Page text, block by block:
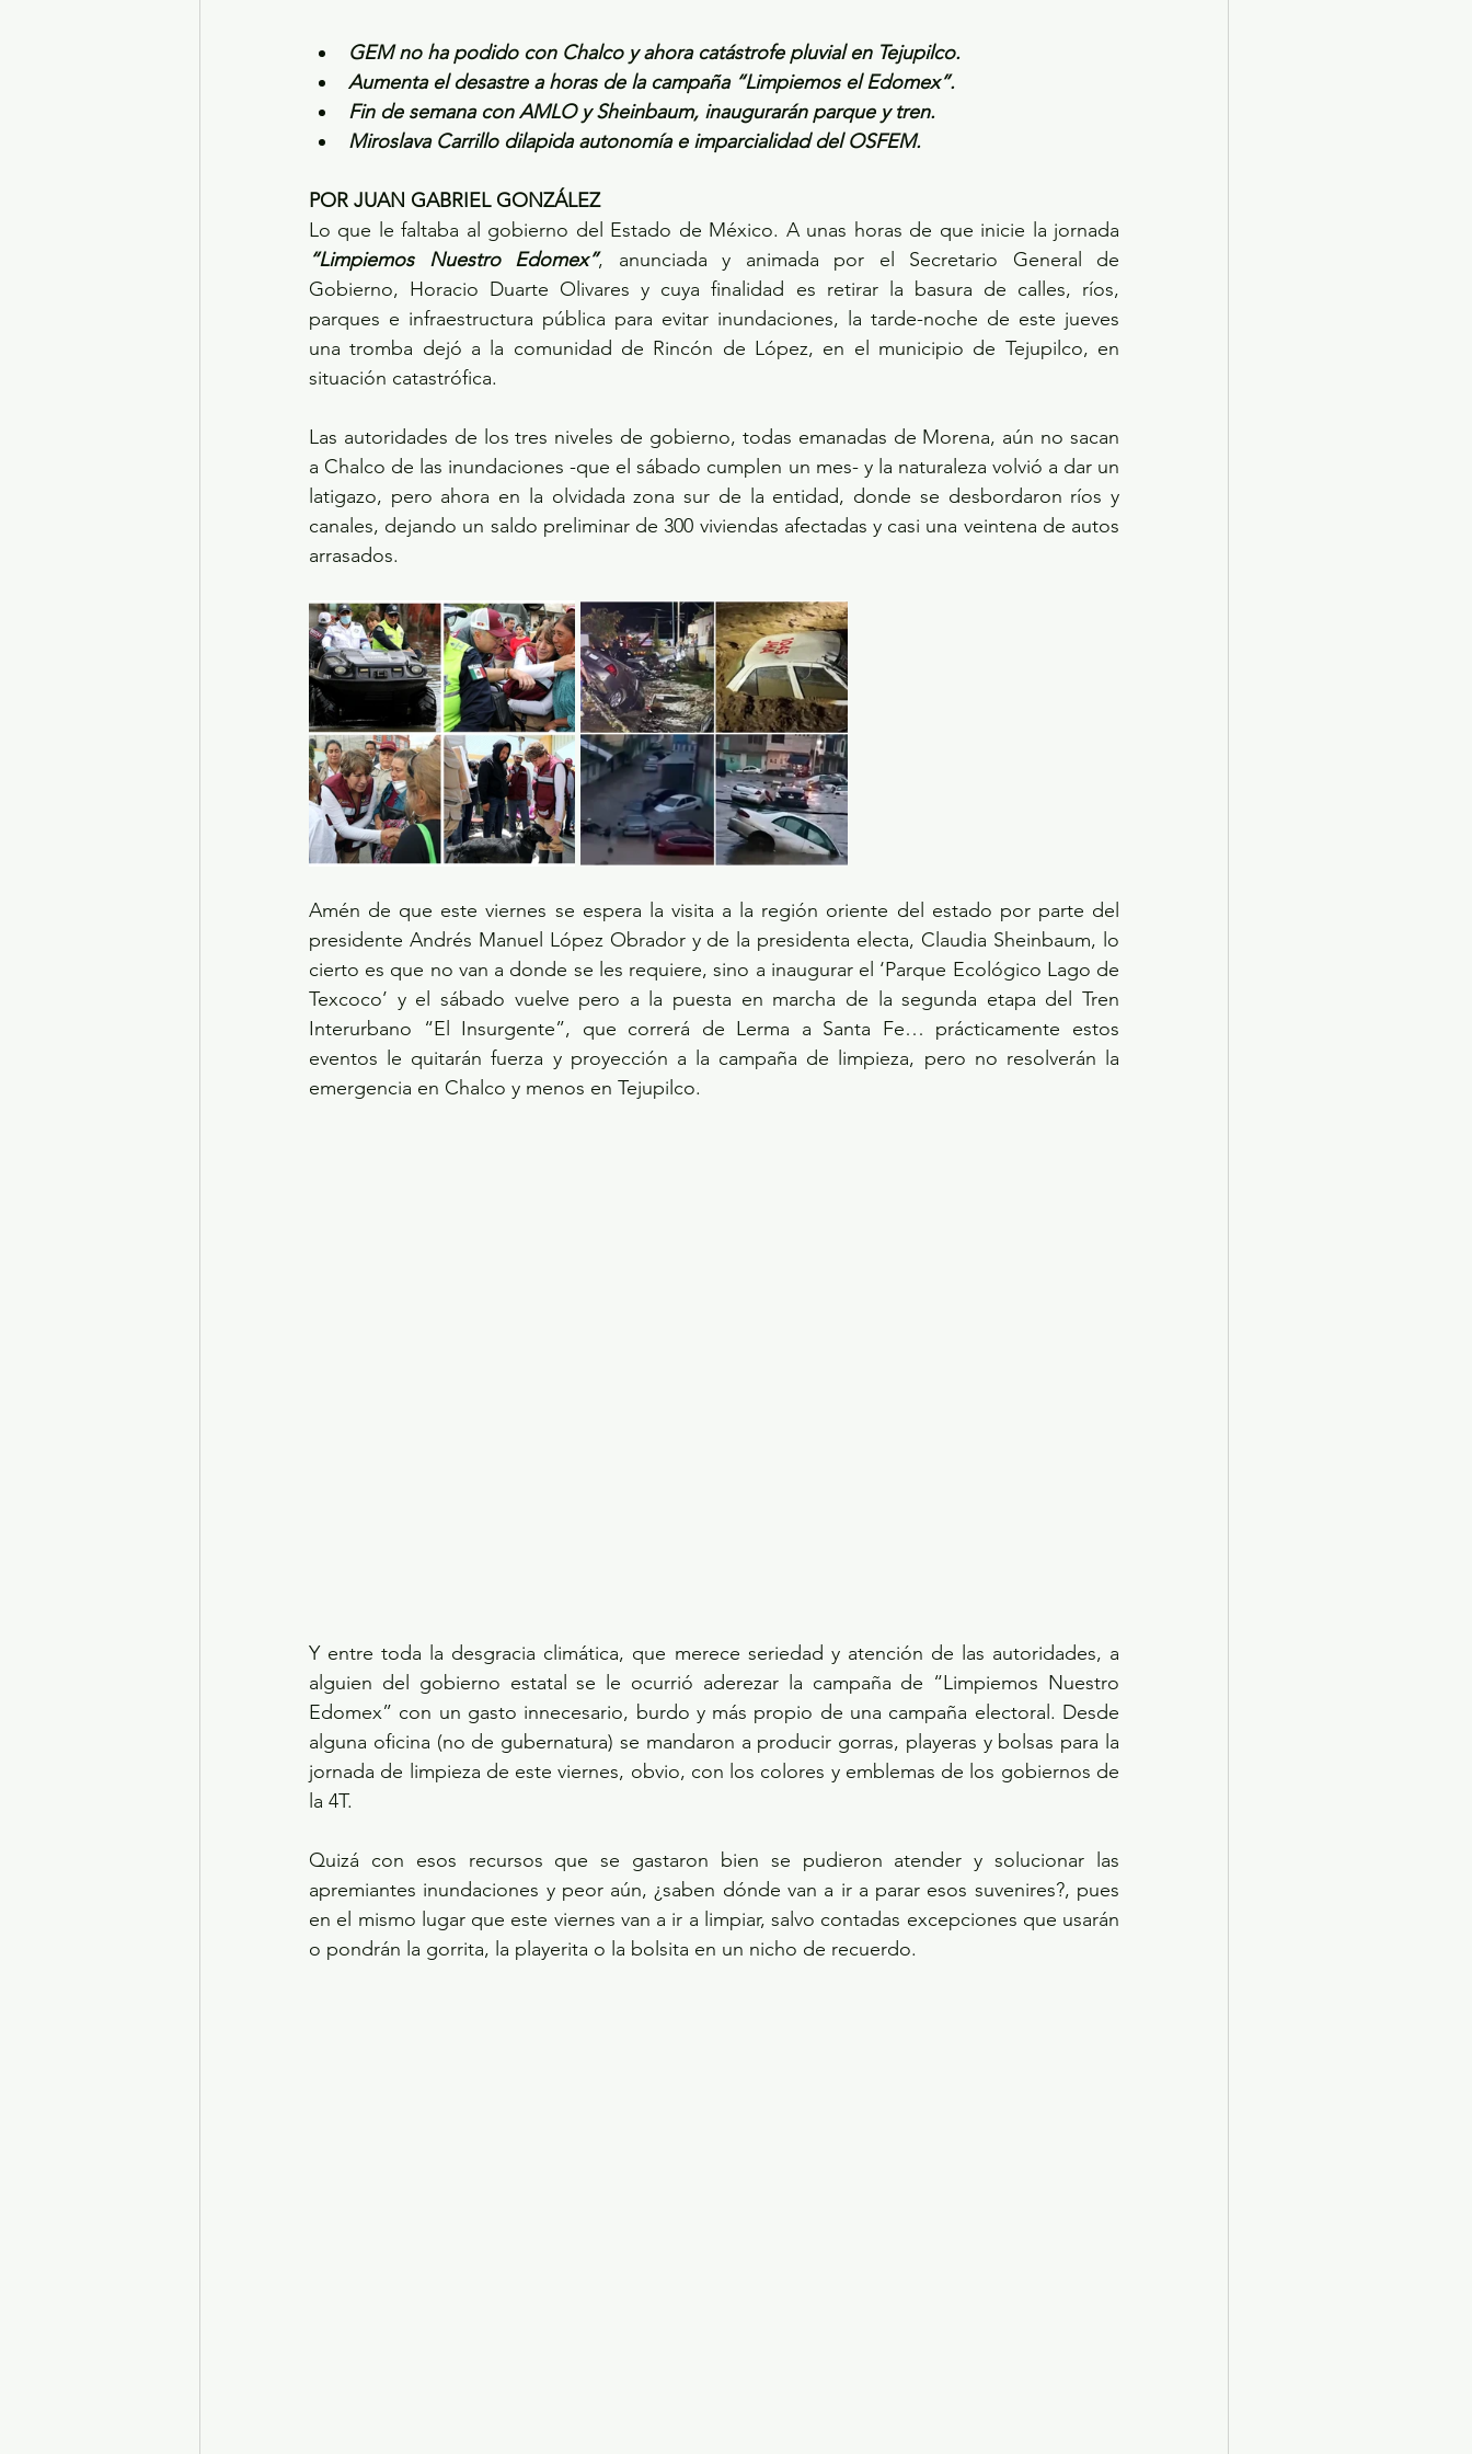
GEM no ha podido con Chalco y ahora catástrofe pluvial en Tejupilco.
Aumenta el desastre a horas de la campaña “Limpiemos el Edomex”.
Fin de semana con AMLO y Sheinbaum, inaugurarán parque y tren.
Miroslava Carrillo dilapida autonomía e imparcialidad del OSFEM.
POR JUAN GABRIEL GONZÁLEZ
“Limpiemos Nuestro Edomex”, anunciada y animada por el Secretario General de
Gobierno, Horacio Duarte Olivares y cuya finalidad es retirar la basura de calles, ríos,
parques e infraestructura pública para evitar inundaciones, la tarde-noche de este jueves
una tromba dejó a la comunidad de Rincón de López, en el municipio de Tejupilco, en
situación catastrófica.
Las autoridades de los tres niveles de gobierno, todas emanadas de Morena, aún no sacan
a Chalco de las inundaciones -que el sábado cumplen un mes- y la naturaleza volvió a dar un
latigazo, pero ahora en la olvidada zona sur de la entidad, donde se desbordaron ríos y
canales, dejando un saldo preliminar de 300 viviendas afectadas y casi una veintena de autos
arrasados.
Amén de que este viernes se espera la visita a la región oriente del estado por parte del
presidente Andrés Manuel López Obrador y de la presidenta electa, Claudia Sheinbaum, lo
cierto es que no van a donde se les requiere, sino a inaugurar el ‘Parque Ecológico Lago de
Texcoco’ y el sábado vuelve pero a la puesta en marcha de la segunda etapa del Tren
Interurbano “El Insurgente”, que correrá de Lerma a Santa Fe… prácticamente estos
eventos le quitarán fuerza y proyección a la campaña de limpieza, pero no resolverán la
emergencia en Chalco y menos en Tejupilco.
Y entre toda la desgracia climática, que merece seriedad y atención de las autoridades, a
alguien del gobierno estatal se le ocurrió aderezar la campaña de “Limpiemos Nuestro
Edomex” con un gasto innecesario, burdo y más propio de una campaña electoral. Desde
alguna oficina (no de gubernatura) se mandaron a producir gorras, playeras y bolsas para la
jornada de limpieza de este viernes, obvio, con los colores y emblemas de los gobiernos de
la 4T.
Quizá con esos recursos que se gastaron bien se pudieron atender y solucionar las
apremiantes inundaciones y peor aún, ¿saben dónde van a ir a parar esos suvenires?, pues
en el mismo lugar que este viernes van a ir a limpiar, salvo contadas excepciones que usarán
o pondrán la gorrita, la playerita o la bolsita en un nicho de recuerdo.